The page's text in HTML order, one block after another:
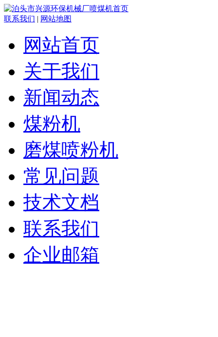
联系我们 | 网站地图
网站首页
关于我们
新闻动态
煤粉机
磨煤喷粉机
常见问题
技术文档
联系我们
企业邮箱